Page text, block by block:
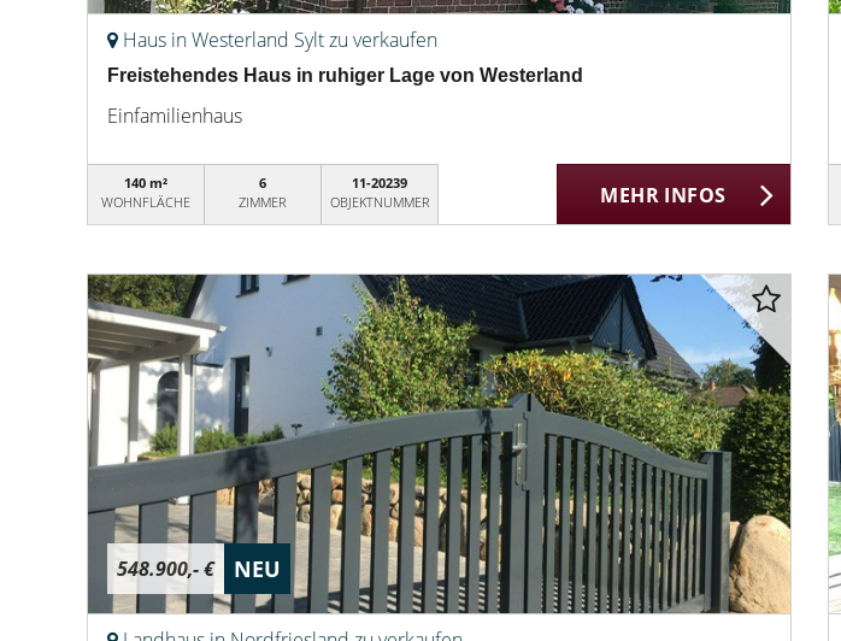
Haus in Westerland Sylt zu verkaufen
Freistehendes Haus in ruhiger Lage von Westerland
Einfamilienhaus
140 m²
WOHNFLÄCHE
6
ZIMMER
11-20239
OBJEKTNUMMER
MEHR INFOS
548.900,- € NEU